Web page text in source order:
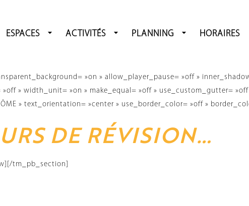
ESPACES ACTIVITÉS PLANNING HORAIRES
»on » allow_player_pause= »off »
» width_unit= »on » make_equal= »off » use_custom_gutter=
» text_orientation= »center » use_border_color= »off »
DE RÉVISION…
tm_pb_section]